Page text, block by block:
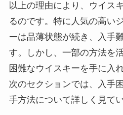
以上の理由により、ウイス
るのです。特に人気の高い
ーは品薄状態が続き、入手
す。しかし、一部の方法を
困難なウイスキーを手に入
次のセクションでは、入手
手方法について詳しく見て